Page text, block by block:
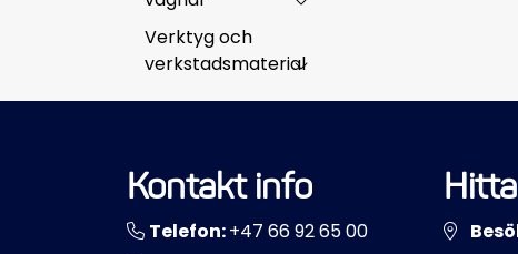
Verktyg och
verkstadsmaterial
Kontakt info
Telefon:+47 66 92 65 00